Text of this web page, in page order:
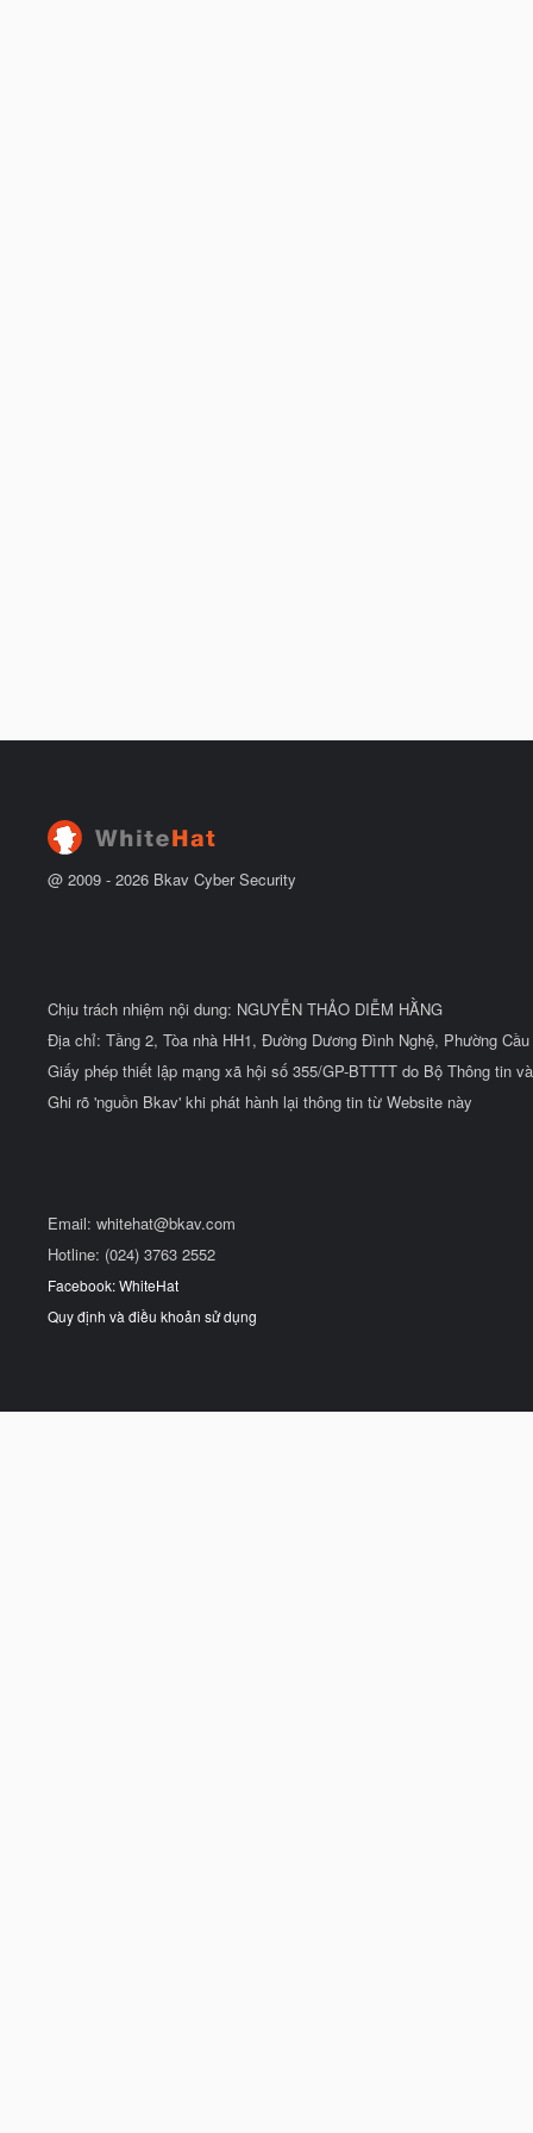
@ 2009 - 2026 Bkav Cyber Security
Chịu trách nhiệm nội dung: NGUYỄN THẢO DIỄM HẰNG
Địa chỉ: Tầng 2, Tòa nhà HH1, Đường Dương Đình Nghệ, Phường
Giấy phép thiết lập mạng xã hội số 355/GP-BTTTT do Bộ Thông tin
Ghi rõ 'nguồn Bkav' khi phát hành lại thông tin từ Website này
Email: whitehat@bkav.com
Hotline: (024) 3763 2552
Facebook: WhiteHat
Quy định và điều khoản sử dụng